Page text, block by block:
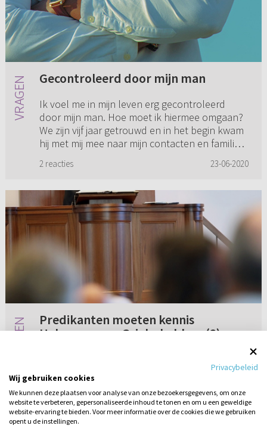
Gecontroleerd door mijn man
Ik voel me in mijn leven erg gecontroleerd
door mijn man. Hoe moet ik hiermee omgaan?
We zijn vijf jaar getrouwd en in het begin kwam
hij met mij mee naar mijn contacten en familie.
2 reacties 23-06-2020
Predikanten moeten kennis
Hebreeuws en Grieks hebben (2)
"Predikanten moeten kennis Hebreeuws en
Griek hebben". Hoe kijkt u dan naar
predikanten van nu in andere kerkverbanden
die weinig tot geen kennis hebben...
Geen reacties 23-06-2023
Privacybeleid
Wij gebruiken cookies
We kunnen deze plaatsen voor analyse van onze bezoekersgegevens, om onze
website te verbeteren, gepersonaliseerde inhoud te tonen en om u een geweldige
website-ervaring te bieden. Voor meer informatie over de cookies die we gebruiken
opent u de instellingen.